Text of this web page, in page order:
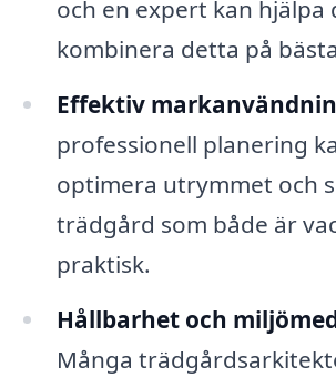
och en expert kan hjälpa
kombinera detta på
Effektiv
professionell planering
optimera utrymmet och
trädgård som både är
praktisk.
Hållbarhet och
Många